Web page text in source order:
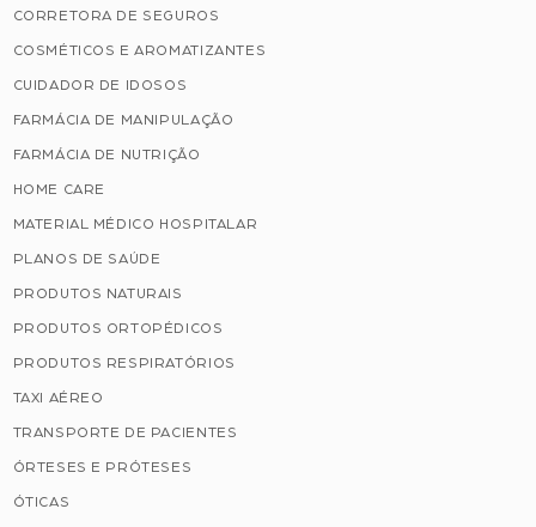
CORRETORA DE SEGUROS
COSMÉTICOS E AROMATIZANTES
CUIDADOR DE IDOSOS
FARMÁCIA DE MANIPULAÇÃO
FARMÁCIA DE NUTRIÇÃO
HOME CARE
MATERIAL MÉDICO HOSPITALAR
PLANOS DE SAÚDE
PRODUTOS NATURAIS
PRODUTOS ORTOPÉDICOS
PRODUTOS RESPIRATÓRIOS
TAXI AÉREO
TRANSPORTE DE PACIENTES
ÓRTESES E PRÓTESES
ÓTICAS